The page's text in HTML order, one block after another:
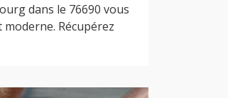
dans le 76690 vous
Récupérez